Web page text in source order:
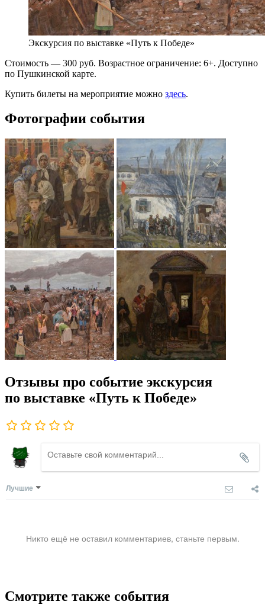
Экскурсия по выставке «Путь к Победе»
Стоимость — 300 руб. Возрастное ограничение: 6+. Доступно
по Пушкинской карте.
Купить билеты на мероприятие можно здесь.
Фотографии события
Отзывы про событие экскурсия
по выставке «Путь к Победе»
Лучшие
Никто ещё не оставил комментариев, станьте первым.
Смотрите также события